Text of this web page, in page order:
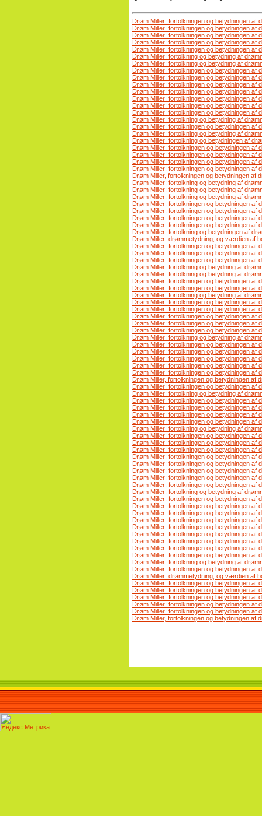
Drøm Miller: fortolkningen og betydningen af
Drøm Miller: fortolkningen og betydningen af
Drøm Miller: fortolkningen og betydningen af
Drøm Miller: fortolkningen og betydningen af
Drøm Miller: fortolkningen og betydningen af
Drøm Miller: fortolkning og betydning af
Drøm Miller: fortolkning og betydning af
Drøm Miller: fortolkningen og betydningen af
Drøm Miller: fortolkningen og betydningen af
Drøm Miller: fortolkningen og betydningen af
Drøm Miller: fortolkningen og betydningen af
Drøm Miller: fortolkningen og betydningen af
Drøm Miller: fortolkningen og betydningen af
Drøm Miller: fortolkningen og betydningen af
Drøm Miller: fortolkning og betydning af
Drøm Miller: fortolkningen og betydningen af
Drøm Miller: fortolkning og betydning af
Drøm Miller: fortolkning og betydningen af
Drøm Miller: fortolkningen og betydningen af
Drøm Miller: fortolkningen og betydningen af
Drøm Miller: fortolkningen og betydningen af
Drøm Miller: fortolkningen og betydningen af
Drøm Miller, fortolkningen og betydningen af
Drøm Miller: fortolkning og betydning af
Drøm Miller: fortolkning og betydning af
Drøm Miller: fortolkning og betydning af
Drøm Miller: fortolkningen og betydningen af
Drøm Miller: fortolkningen og betydningen af
Drøm Miller: fortolkningen og betydningen af
Drøm Miller: fortolkningen og betydningen af
Drøm Miller: fortolkning og betydningen af
Drøm Miller: drømmetydning, og værdien af
Drøm Miller: fortolkningen og betydningen af
Drøm Miller: fortolkningen og betydningen af
Drøm Miller: fortolkningen og betydningen af
Drøm Miller: fortolkning og betydning af
Drøm Miller: fortolkning og betydning af
Drøm Miller: fortolkningen og betydningen af
Drøm Miller: fortolkningen og betydningen af
Drøm Miller: fortolkning og betydning af
Drøm Miller: fortolkningen og betydningen af
Drøm Miller: fortolkningen og betydningen af
Drøm Miller: fortolkningen og betydningen af
Drøm Miller: fortolkningen og betydningen af
Drøm Miller: fortolkningen og betydningen af
Drøm Miller: fortolkning og betydning af
Drøm Miller: fortolkningen og betydningen af
Drøm Miller: fortolkningen og betydningen af
Drøm Miller: fortolkningen og betydningen af
Drøm Miller: fortolkningen og betydningen af
Drøm Miller: fortolkningen og betydningen af
Drøm Miller, fortolkningen og betydningen af
Drøm Miller: fortolkningen og betydningen af
Drøm Miller: fortolkning og betydning af
Drøm Miller: fortolkningen og betydningen af
Drøm Miller: fortolkningen og betydningen af
Drøm Miller: fortolkningen og betydningen af
Drøm Miller: fortolkningen og betydningen af
Drøm Miller: fortolkning og betydning af
Drøm Miller: fortolkningen og betydningen af
Drøm Miller: fortolkningen og betydningen af
Drøm Miller: fortolkningen og betydningen af
Drøm Miller: fortolkningen og betydningen af
Drøm Miller: fortolkningen og betydningen af
Drøm Miller: fortolkningen og betydningen af
Drøm Miller: fortolkningen og betydningen af
Drøm Miller: fortolkningen og betydningen af
Drøm Miller: fortolkning og betydning af
Drøm Miller: fortolkningen og betydningen af
Drøm Miller: fortolkningen og betydningen af
Drøm Miller: fortolkningen og betydningen af
Drøm Miller: fortolkningen og betydningen af
Drøm Miller: fortolkningen og betydningen af
Drøm Miller: fortolkningen og betydningen af
Drøm Miller: fortolkningen og betydningen af
Drøm Miller: fortolkningen og betydningen af
Drøm Miller: fortolkningen og betydningen af
Drøm Miller: fortolkning og betydning af
Drøm Miller: fortolkningen og betydningen af
Drøm Miller: drømmetydning, og værdien af
Drøm Miller: fortolkningen og betydningen af
Drøm Miller: fortolkningen og betydningen af
Drøm Miller: fortolkningen og betydningen af
Drøm Miller: fortolkningen og betydningen af
Drøm Miller: fortolkningen og betydningen af
Drøm Miller, fortolkningen og betydningen af